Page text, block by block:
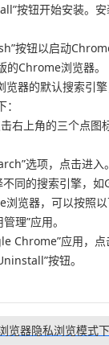
按钮开始安装。
按钮以启动
的Chrome浏览器。
器的默认搜索引
右上角的三个点图
选项，点击进入。
同的搜索引擎，如
览器，可以按照以
理”应用。
Chrome”应用，点
按钮。